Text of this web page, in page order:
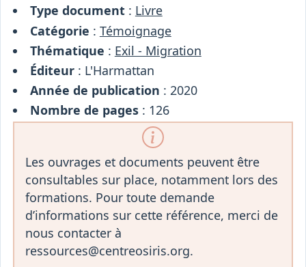
Type document: Livre
Catégorie : Témoignage
Thématique : Exil - Migration
Éditeur: L'Harmattan
Année de publication : 2020
Nombre de pages: 126
Les ouvrages et documents peuvent être
consultables sur place, notamment lors des
formations. Pour toute demande
d’informations sur cette référence, merci de
nous contacter à
ressources@centreosiris.org.